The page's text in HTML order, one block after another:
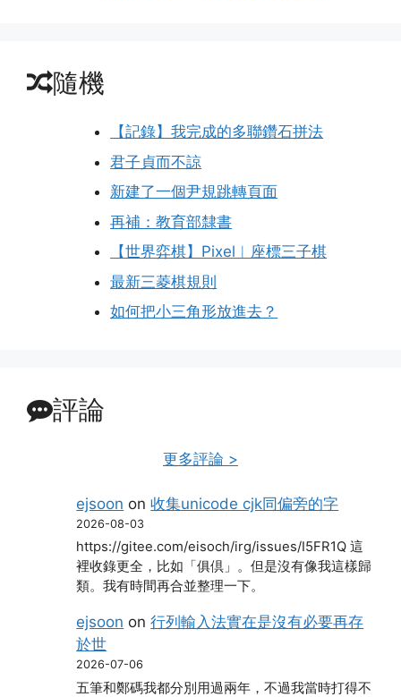
隨機
【記錄】我完成的多聯鑽石拼法
君子貞而不諒
新建了一個尹規跳轉頁面
再補：教育部隸書
【世界弈棋】Pixel︱座標三子棋
最新三菱棋規則
如何把小三角形放進去？
評論
更多評論 >
ejsoon on收集unicode cjk同偏旁的字
2026-08-03
https://gitee.com/eisoch/irg/issues/I5FR1Q 這
裡收錄更全，比如「俱倶」。但是沒有像我這樣歸
類。我有時間再合並整理一下。
ejsoon on行列輸入法實在是沒有必要再存
於世
2026-07-06
五筆和鄭碼我都分別用過兩年，不過我當時打得不